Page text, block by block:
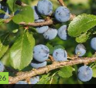
21 - 11 - 2025